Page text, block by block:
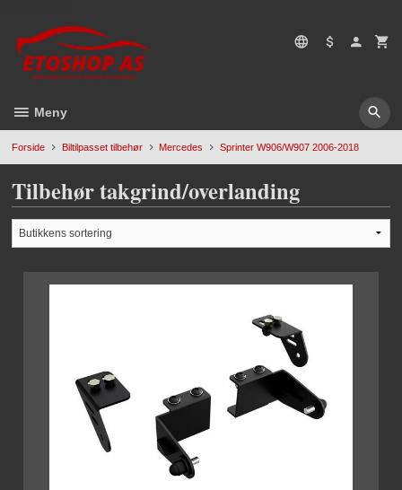
til
innholdet
Meny
Forside Biltilpasset tilbehør Mercedes Sprinter W906/W907 2006-2018
Tilbehør takgrind/overlanding